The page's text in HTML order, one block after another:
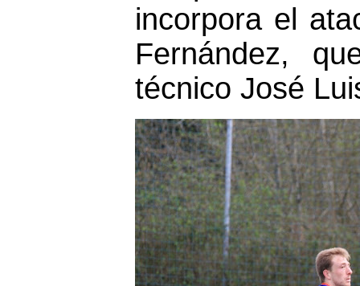
incorpora el
Fernández,
técnico José